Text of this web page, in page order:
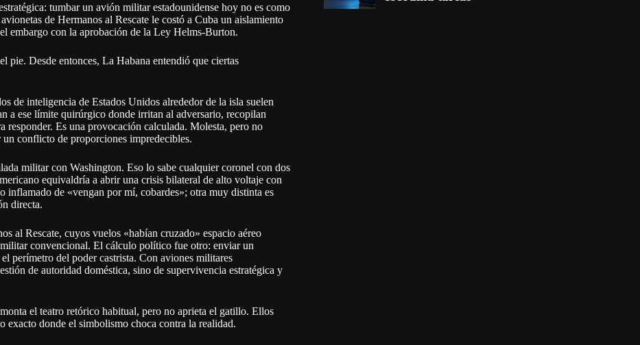
tumbar un avión militar estadounidense hoy no es como
de Hermanos al Rescate le costó a Cuba un aislamiento
embargo con la aprobación de la Ley Helms-Burton.
pie. Desde entonces, La Habana entendió que ciertas
de inteligencia de Estados Unidos alrededor de la isla suelen
a ese límite quirúrgico donde irritan al adversario, recopilan
Es una provocación calculada. Molesta, pero no
conflicto de proporciones impredecibles.
militar con Washington. Eso lo sabe cualquier coronel con dos
equivaldría a abrir una crisis bilateral de alto voltaje con
inflamado de «vengan por mí, cobardes»; otra muy distinta es
directa.
al Rescate, cuyos vuelos «habían cruzado» espacio aéreo
convencional. El cálculo político fue otro: enviar un
perímetro del poder castrista. Con aviones militares
de autoridad doméstica, sino de supervivencia estratégica y
el teatro retórico habitual, pero no aprieta el gatillo. Ellos
donde el simbolismo choca contra la realidad.